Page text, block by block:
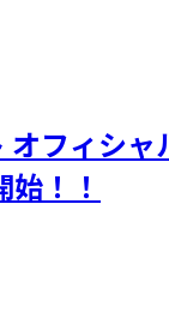
フィシ
！！